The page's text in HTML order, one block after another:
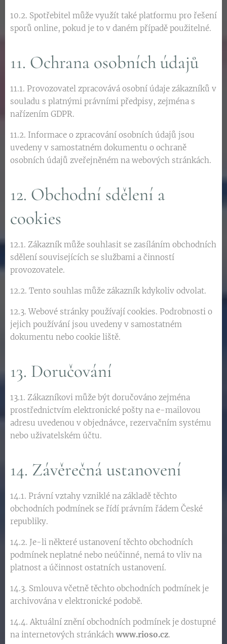
10.2. Spotřebitel může využít také platformu pro řešení
sporů online, pokud je to v daném případě použitelné.
11. Ochrana osobních údajů
11.1. Provozovatel zpracovává osobní údaje zákazníků v
souladu s platnými právními předpisy, zejména s
nařízením GDPR.
11.2. Informace o zpracování osobních údajů jsou
uvedeny v samostatném dokumentu o ochraně
osobních údajů zveřejněném na webových stránkách.
12. Obchodní sdělení a
cookies
12.1. Zákazník může souhlasit se zasíláním obchodních
sdělení souvisejících se službami a činností
provozovatele.
12.2. Tento souhlas může zákazník kdykoliv odvolat.
12.3. Webové stránky používají cookies. Podrobnosti o
jejich používání jsou uvedeny v samostatném
dokumentu nebo cookie liště.
13. Doručování
13.1. Zákazníkovi může být doručováno zejména
prostřednictvím elektronické pošty na e-mailovou
adresu uvedenou v objednávce, rezervačním systému
nebo uživatelském účtu.
14. Závěrečná ustanovení
14.1. Právní vztahy vzniklé na základě těchto
obchodních podmínek se řídí právním řádem České
republiky.
14.2. Je-li některé ustanovení těchto obchodních
podmínek neplatné nebo neúčinné, nemá to vliv na
platnost a účinnost ostatních ustanovení.
14.3. Smlouva včetně těchto obchodních podmínek je
archivována v elektronické podobě.
14.4. Aktuální znění obchodních podmínek je dostupné
na internetových stránkáchwww.rioso.cz.